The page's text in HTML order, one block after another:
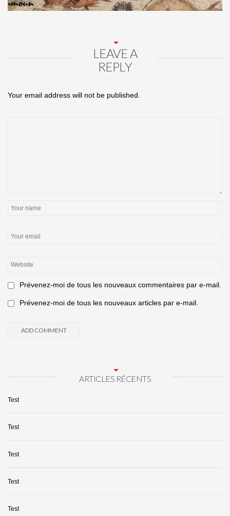
LEAVE A
REPLY
Your email address will not be published.
Prévenez-moi de tous les nouveaux commentaires par e-mail.
Prévenez-moi de tous les nouveaux articles par e-mail.
ARTICLES RÉCENTS
Test
Test
Test
Test
Test